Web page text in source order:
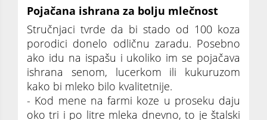
Pojačana ishrana za bolju mlečnost
Stručnjaci tvrde da bi stado od 100 koza
porodici donelo odličnu zaradu. Posebno
ako idu na ispašu i ukoliko im se pojačava
ishrana senom, lucerkom ili kukuruzom
kako bi mleko bilo kvalitetnije.
- Kod mene na farmi koze u proseku daju
oko tri i po litre mleka dnevno, to je štalski